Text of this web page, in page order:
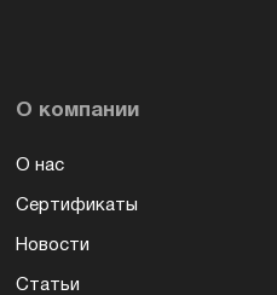
О компании
О нас
Сертификаты
Новости
Статьи